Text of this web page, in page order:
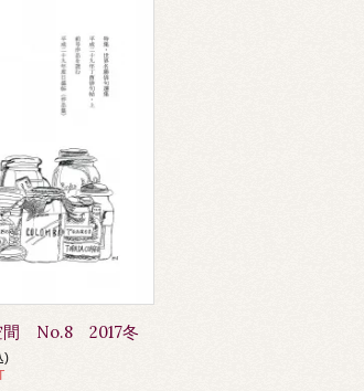
間 No.8 2017冬
)